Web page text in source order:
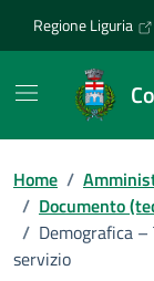
Regione Liguria
Home /
/ Documento
/ Demografica
servizio